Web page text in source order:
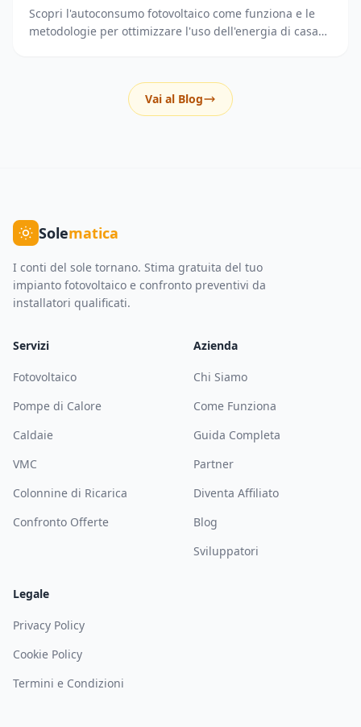
Scopri l'autoconsumo fotovoltaico come funziona e le
metodologie per ottimizzare l'uso dell'energia di casa
Vai al Blog
Solematica
I conti del sole tornano. Stima gratuita del tuo
impianto fotovoltaico e confronto preventivi da
installatori qualificati.
Servizi
Fotovoltaico
Pompe di Calore
Caldaie
VMC
Colonnine di Ricarica
Confronto Offerte
Azienda
Chi Siamo
Come Funziona
Guida Completa
Partner
Diventa Affiliato
Blog
Sviluppatori
Legale
Privacy Policy
Cookie Policy
Termini e Condizioni